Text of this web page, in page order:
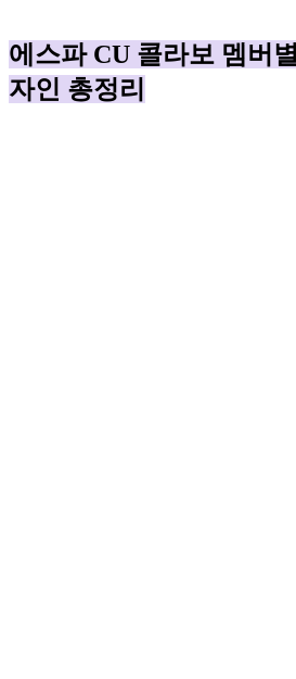
에스파 CU 콜라보 멤버
자인 총정리